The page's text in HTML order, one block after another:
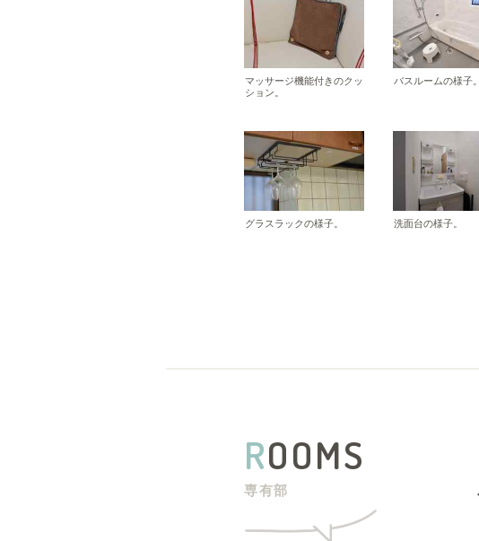
マッサージ機能付きのクッ
ション。
バスルームの様子。
グラスラックの様子。 洗面台の様子。
ROOMS
専有部